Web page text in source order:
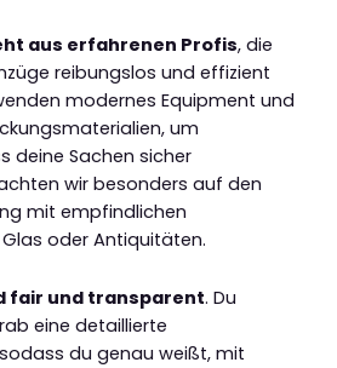
aus erfahrenen Profis, die
reibungslos und effizient
modernes Equipment und
um
deine Sachen sicher
wir besonders auf den
mit empfindlichen
oder Antiquitäten.
fair und transparent. Du
eine detaillierte
du genau weißt, mit